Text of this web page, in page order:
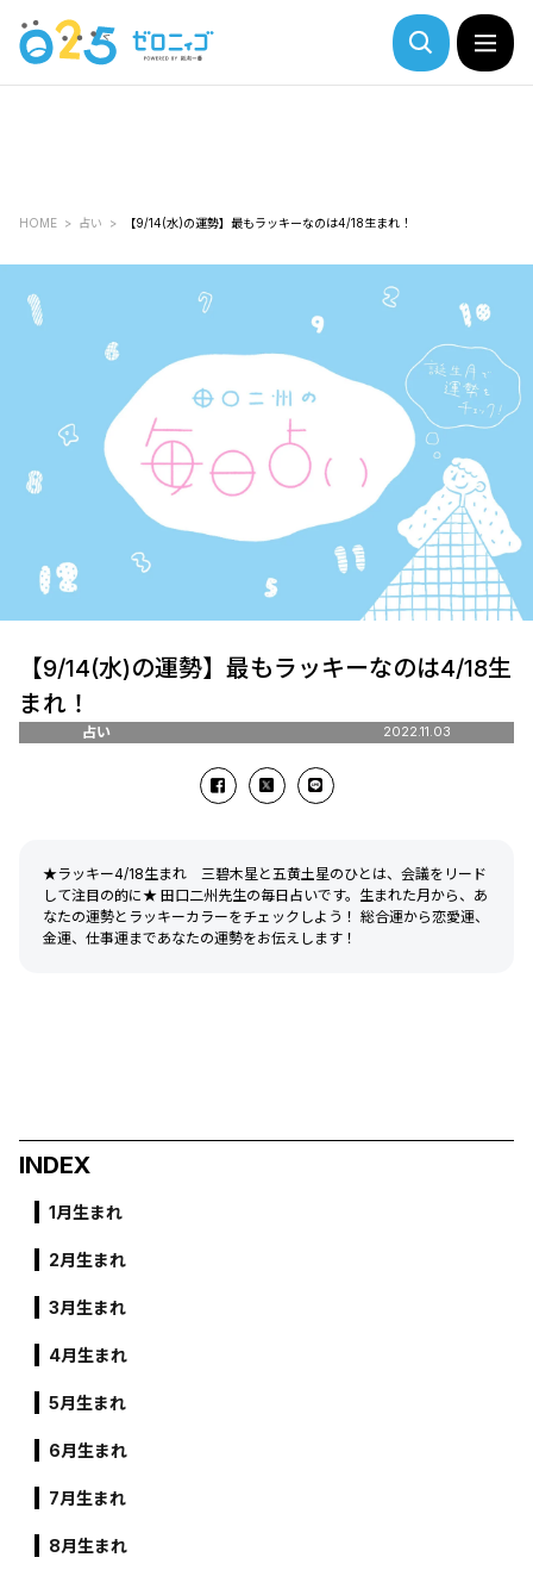
HOME 占い 【9/14(水)の運勢】最もラッキーなのは4/18生まれ！
【9/14(水)の運勢】最もラッキーなのは4/18生
まれ！
占い 2022.11.03
★ラッキー4/18生まれ 三碧木星と五黄土星のひとは、会議をリード
して注目の的に★ 田口二州先生の毎日占いです。生まれた月から、あ
なたの運勢とラッキーカラーをチェックしよう！ 総合運から恋愛運、
金運、仕事運まであなたの運勢をお伝えします！
INDEX
1月生まれ
2月生まれ
3月生まれ
4月生まれ
5月生まれ
6月生まれ
7月生まれ
8月生まれ